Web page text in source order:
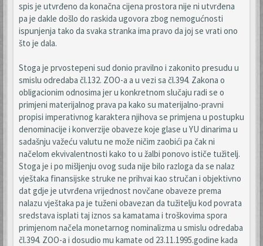
spis je utvrđeno da konačna cijena prostora nije ni utvrđena
pa je dakle došlo do raskida ugovora zbog nemogućnosti
ispunjenja tako da svaka stranka ima pravo da joj se vrati ono
što je dala.
Stoga je prvostepeni sud donio pravilno i zakonito presudu u
smislu odredaba čl.132. ZOO-a a u vezi sa čl.394. Zakona o
obligacionim odnosima jer u konkretnom slučaju radi se o
primjeni materijalnog prava pa kako su materijalno-pravni
propisi imperativnog karaktera njihova se primjena u postupku
denominacije i konverzije obaveze koje glase u YU dinarima u
sadašnju važeću valutu ne može ničim zaobići pa čak ni
načelom ekvivalentnosti kako to u žalbi ponovo ističe tužitelj.
Stoga je i po mišljenju ovog suda nije bilo razloga da se nalaz
vještaka finansijske struke ne prihvai kao stručan i objektivno
dat gdje je utvrđena vrijednost novčane obaveze prema
nalazu vještaka pa je tuženi obavezan da tužitelju kod povrata
sredstava isplati taj iznos sa kamatama i troškovima spora
primjenom načela monetarnog nominalizma u smislu odredaba
čl.394. ZOO-a i dosudio mu kamate od 23.11.1995.godine kada